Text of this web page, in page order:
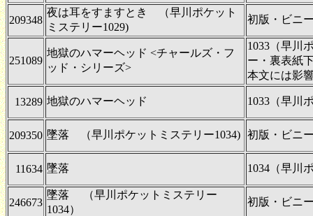
209348
夜は耳をすますとき （早川ポケット
ミステリー1029)
初版・ビニ
251089
地獄のハマーヘッド <チャールズ・フ
ッド・シリーズ>
1033（早川
ー・裏表紙
本文には影
13289 地獄のハマーヘッド 1033（早川
209350 墜落 （早川ポケットミステリー1034) 初版・ビニ
11634 墜落 1034（早川
246673
墜落 （早川ポケットミステリー
1034）
初版・ビニ